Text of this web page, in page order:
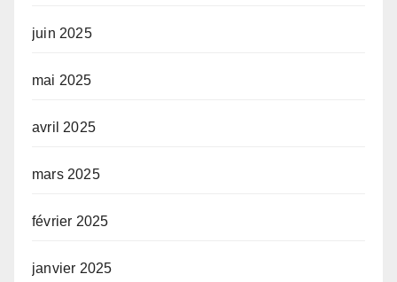
juin 2025
mai 2025
avril 2025
mars 2025
février 2025
janvier 2025